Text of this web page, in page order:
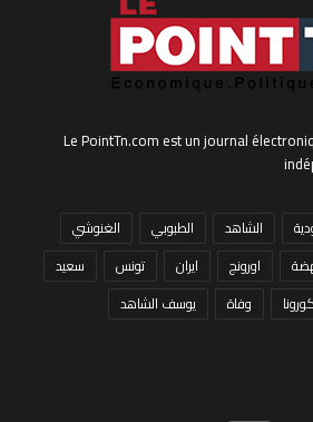
Le PointTn.com est un journal
الشاهد الطبوبي
الغنوشي
اورونج ايران تونس
سعيد
كورونا وفاة يوسف الشاهد